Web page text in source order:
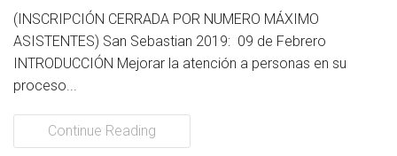
Acompañamiento
Noticias
Contacto
(INSCRIPCIÓN CERRADA POR NUMERO MÁXIMO
ASISTENTES) San Sebastian 2019: 09 de Febrero
INTRODUCCIÓN Mejorar la atención a personas en su
proceso...
Continue Reading